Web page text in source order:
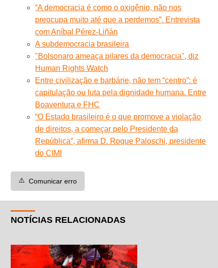
“A democracia é como o oxigênio, não nos
preocupa muito até que a perdemos”. Entrevista
com Aníbal Pérez-Liñán
A subdemocracia brasileira
"Bolsonaro ameaça pilares da democracia", diz
Human Rights Watch
Entre civilização e barbárie, não tem “centro”: é
capitulação ou luta pela dignidade humana. Entre
Boaventura e FHC
“O Estado brasileiro é o que promove a violação
de direitos, a começar pelo Presidente da
República”, afirma D. Roque Paloschi, presidente
do CIMI
⚠️ Comunicar erro
NOTÍCIAS RELACIONADAS